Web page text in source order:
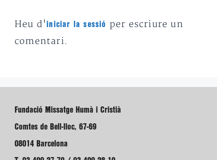
Heu d'iniciar la sessió
per escriure un
comentari.
Fundació Missatge Humà i Cristià
Comtes de Bell-lloc, 67-69
08014 Barcelona